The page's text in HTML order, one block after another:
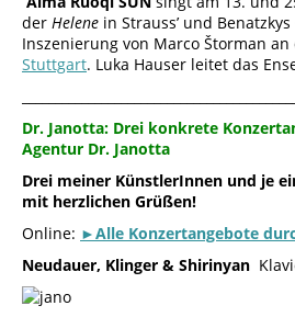
der Helene in Strauss’ und
Inszenierung von Marco Štorman an
Stuttgart. Luka Hauser leitet das
Dr. Janotta: Drei konkrete
Agentur Dr. Janotta
Drei meiner KünstlerInnen und je
mit herzlichen Grüßen!
Online: ►Alle Konzertangebote
Neudauer, Klinger & Shirinyan